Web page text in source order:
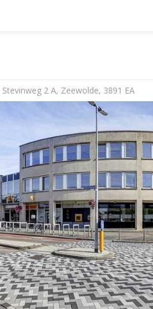
Stevinweg 2 A, Zeewolde, 3891 EA